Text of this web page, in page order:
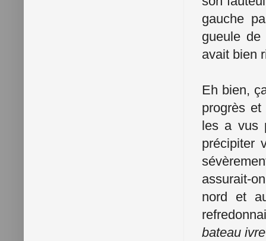
gauche
gueule de
avait bien
Eh bien,
progrès
les a vus
précipiter
assurait-
nord et
bateau ivre